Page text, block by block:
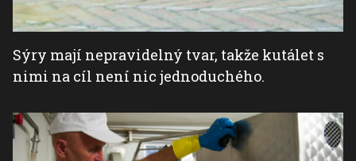
Sýry mají nepravidelný tvar, takže kutálet s
nimi na cíl není nic jednoduchého.